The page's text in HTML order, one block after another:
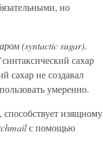
но
(syntactic sugar).
сахар
сахар не создавал
умеренно.
изящному
с помощью